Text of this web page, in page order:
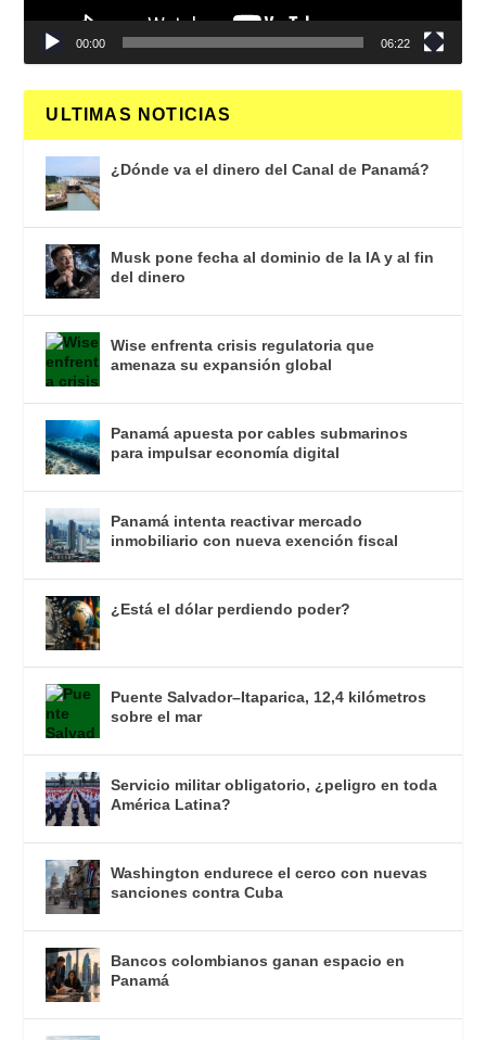
00:00 06:22
ULTIMAS NOTICIAS
¿Dónde va el dinero del Canal de Panamá?
Musk pone fecha al dominio de la IA y al fin
del dinero
Wise enfrenta crisis regulatoria que
amenaza su expansión global
Panamá apuesta por cables submarinos
para impulsar economía digital
Panamá intenta reactivar mercado
inmobiliario con nueva exención fiscal
¿Está el dólar perdiendo poder?
Puente Salvador–Itaparica, 12,4 kilómetros
sobre el mar
Servicio militar obligatorio, ¿peligro en toda
América Latina?
Washington endurece el cerco con nuevas
sanciones contra Cuba
Bancos colombianos ganan espacio en
Panamá